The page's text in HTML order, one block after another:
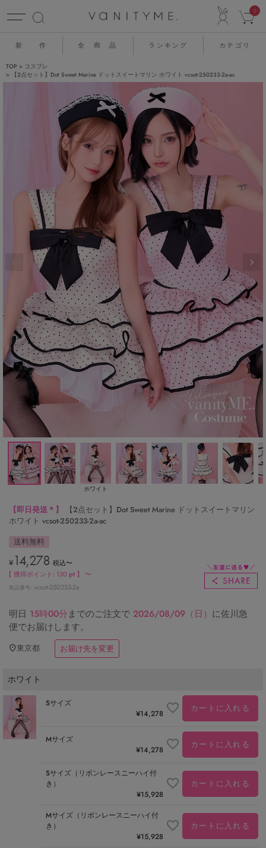
0
新 作 全 商 品 ランキング カテゴリ
TOP
コスプレ
【2点セット】Dot Sweet Marine ドットスイートマリン ホワイト vcsot-250233-2a-ac
ホワイト
【即日発送＊】
【2点セット】Dot Sweet Marine ドットスイートマリン
ホワイト vcsot-250233-2a-ac
送料無料
¥ 14,278 税込〜
【 獲得ポイント: 130 pt 】 〜
商品番号 vcsot-250233-2a
明日 15時00分までのご注文で 2026/08/09（日） に佐川急
便でお届けします。
東京都 お届け先を変更
ホワイト
Sサイズ
¥14,278 カートに入れる
Mサイズ
¥14,278 カートに入れる
Sサイズ（リボンレースニーハイ付
き）
¥15,928
カートに入れる
Mサイズ（リボンレースニーハイ付
き）
¥15,928
カートに入れる